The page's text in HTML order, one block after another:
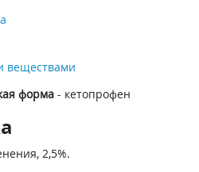
веществами
форма - кетопрофен
2,5%.